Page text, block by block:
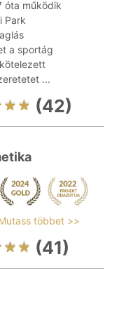
óta működik
Park
a sportág
...
(42)
többet >>
(41)